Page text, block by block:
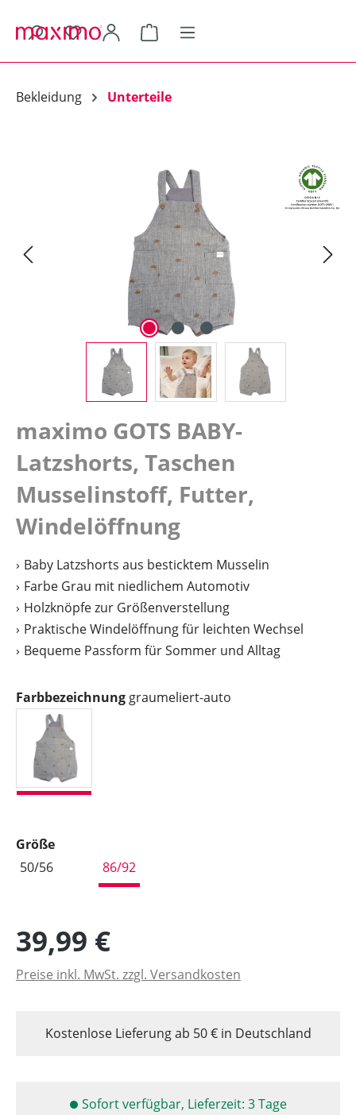
Warenkorb enthält 0
Bekleidung Unterteile
Bildergalerie überspringen
maximo GOTS BABY-
Latzshorts, Taschen
Musselinstoff, Futter,
Windelöffnung
Baby Latzshorts aus besticktem Musselin
Farbe Grau mit niedlichem Automotiv
Holzknöpfe zur Größenverstellung
Praktische Windelöffnung für leichten Wechsel
Bequeme Passform für Sommer und Alltag
Farbbezeichnungauswählen
graumeliert-auto
graumeliert-auto
Größeauswählen
50/56
86/92
39,99 €
Preise inkl. MwSt. zzgl. Versandkosten
Kostenlose Lieferung ab 50 € in Deutschland
Sofort verfügbar, Lieferzeit: 3 Tage